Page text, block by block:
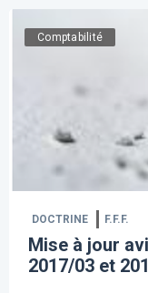
Comptabilité
DOCTRINE F.F.F.
Mise à jour
2017/03 et